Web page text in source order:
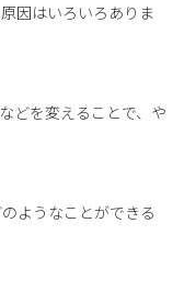
因はいろいろありま
どを変えることで、や
ようなことができる